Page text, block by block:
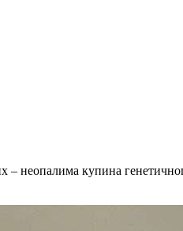
неопалима купина